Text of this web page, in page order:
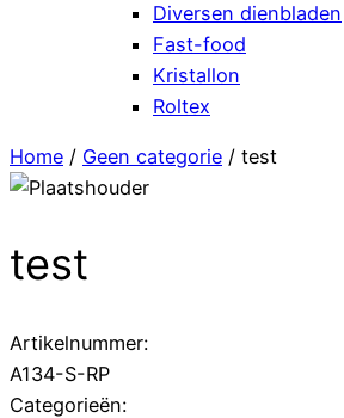
Diversen dienbladen
Fast-food
Kristallon
Roltex
Home / Geen categorie / test
test
Artikelnummer:
A134-S-RP
Categorieën: